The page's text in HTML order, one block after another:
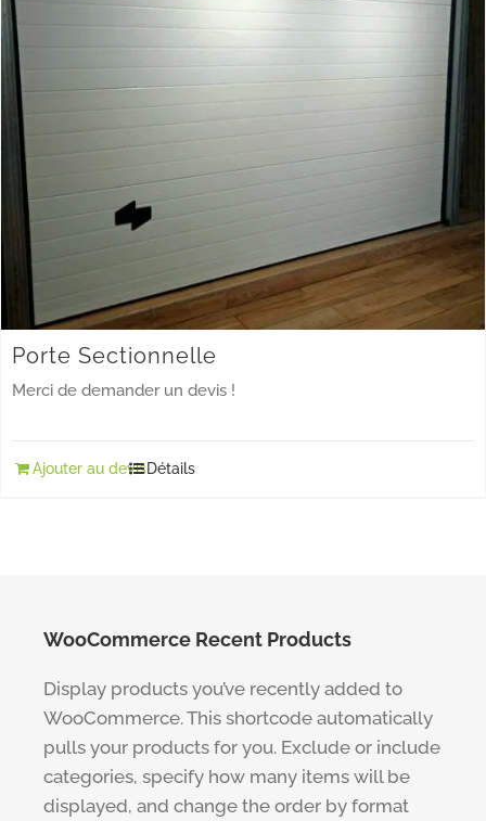
Porte Sectionnelle
Merci de demander un devis !
Ajouter au devisDétails
WooCommerce Recent Products
Display products you’ve recently added to
WooCommerce. This shortcode automatically
pulls your products for you. Exclude or include
categories, specify how many items will be
displayed, and change the order by format